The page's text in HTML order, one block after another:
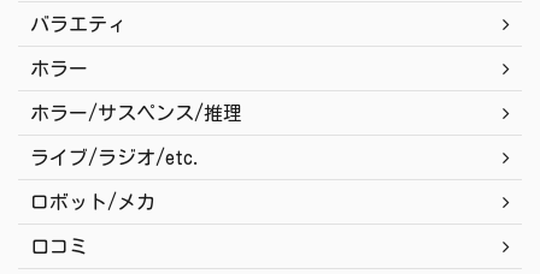
バラエティ
ホラー
ホラー/サスペンス/推理
ライブ/ラジオ/etc.
ロボット/メカ
口コミ